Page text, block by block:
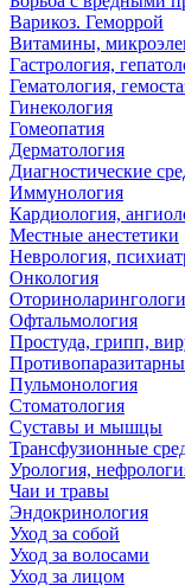
Варикоз. Геморрой
Витамины,
Гастрология,
Гематология,
Гинекология
Гомеопатия
Дерматология
Диагностические
Иммунология
Кардиология,
Местные анестетики
Неврология,
Онкология
Офтальмология
Простуда, грипп,
Пульмонология
Стоматология
Суставы и мышцы
Трансфузионные
Урология,
Чаи и травы
Эндокринология
Уход за собой
Уход за волосами
Уход за лицом